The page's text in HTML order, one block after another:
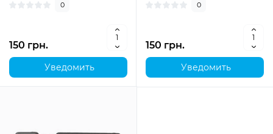
0
150 грн.
Уведомить
0
150 грн.
Уведомить